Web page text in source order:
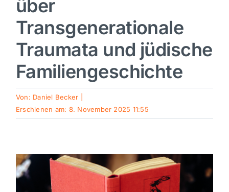
Panorama
Galerie
Verkehrsmeldungen
Polizeimeldungen
über
Transgenerationale
Traumata und jüdische
Familiengeschichte
Von: Daniel Becker
Erschienen am: 8. November 2025 11:55